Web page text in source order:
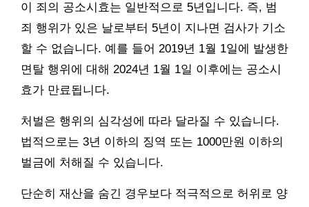
이 죄의 공소시효는 일반적으로 5년입니다. 즉, 범
죄 행위가 있은 날로부터 5년이 지나면 검사가 기소
할 수 없습니다. 예를 들어 2019년 1월 1일에 발생한
면탈 행위에 대해 2024년 1월 1일 이후에는 공소시
효가 만료됩니다.
처벌은 행위의 심각성에 따라 달라질 수 있습니다.
법적으로는 3년 이하의 징역 또는 1000만원 이하의
벌금에 처해질 수 있습니다.
단순히 재산을 숨긴 경우보다 적극적으로 허위로 양